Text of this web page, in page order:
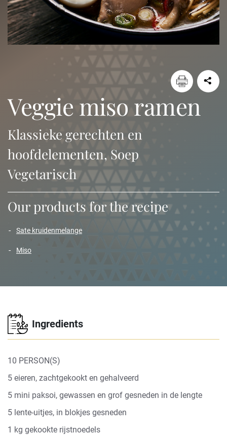
veggie miso ramen
Klassieke gerechten en
hoofdelementen, Soep
Vegetarisch
Our products for the recipe
sate kruidenmelange
miso
Ingredients
10 PERSON(S)
5 eieren, zachtgekookt en gehalveerd
5 mini paksoi, gewassen en grof gesneden in de lengte
5 lente-uitjes, in blokjes gesneden
1 kg gekookte rijstnoedels